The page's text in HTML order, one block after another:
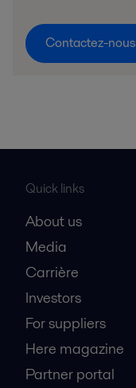
Contactez-nous
Quick links
About us
Media
Carrière
Investors
For suppliers
Here magazine
Partner portal